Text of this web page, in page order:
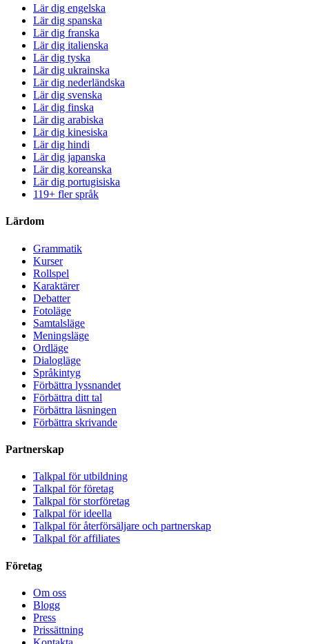
Lär dig engelska
Lär dig spanska
Lär dig franska
Lär dig italienska
Lär dig tyska
Lär dig ukrainska
Lär dig nederländska
Lär dig svenska
Lär dig finska
Lär dig arabiska
Lär dig kinesiska
Lär dig hindi
Lär dig japanska
Lär dig koreanska
Lär dig portugisiska
119+ fler språk
Lärdom
Grammatik
Kurser
Rollspel
Karaktärer
Debatter
Fotoläge
Samtalsläge
Meningsläge
Ordläge
Dialogläge
Språkintyg
Förbättra lyssnandet
Förbättra ditt tal
Förbättra läsningen
Förbättra skrivande
Partnerskap
Talkpal för utbildning
Talkpal för företag
Talkpal för storföretag
Talkpal för ideella
Talkpal för återförsäljare och partnerskap
Talkpal för affiliates
Företag
Om oss
Blogg
Press
Prissättning